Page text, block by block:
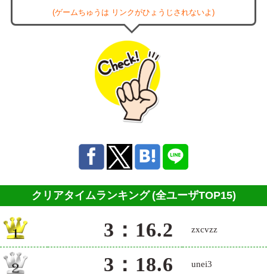
(ゲームちゅうは リンクがひょうじされないよ)
クリアタイムランキング (全ユーザTOP15)
3：16.2 zxcvzz
3：18.6 unei3